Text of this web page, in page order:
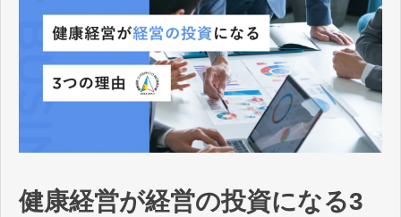
お役立ち記事
お役立ち資料
セミナー
FAQ
健康経営が経営の投資になる3